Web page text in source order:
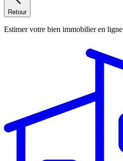
Retour
Estimer votre bien immobilier en ligne